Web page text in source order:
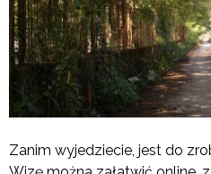
Zanim wyjedziecie, jest do